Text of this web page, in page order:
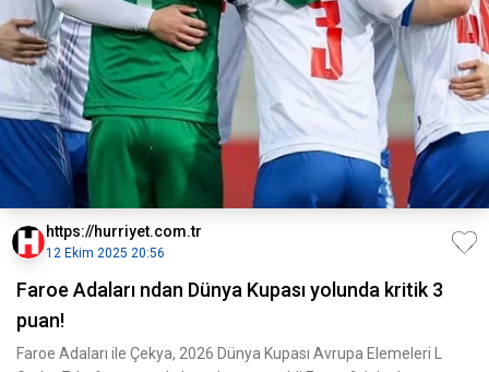
https://hurriyet.com.tr
12 Ekim 2025 20:56
Faroe Adaları ndan Dünya Kupası yolunda kritik 3
puan!
Faroe Adaları ile Çekya, 2026 Dünya Kupası Avrupa Elemeleri L